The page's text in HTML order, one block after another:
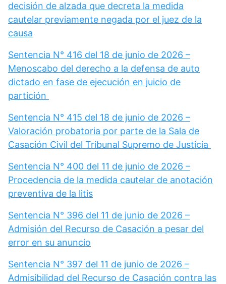
decisión de alzada que decreta la medida
cautelar previamente negada por el juez de la
causa
Sentencia N° 416 del 18 de junio de 2026 –
Menoscabo del derecho a la defensa de auto
dictado en fase de ejecución en juicio de
partición
Sentencia N° 415 del 18 de junio de 2026 –
Valoración probatoria por parte de la Sala de
Casación Civil del Tribunal Supremo de Justicia
Sentencia N° 400 del 11 de junio de 2026 –
Procedencia de la medida cautelar de anotación
preventiva de la litis
Sentencia N° 396 del 11 de junio de 2026 –
Admisión del Recurso de Casación a pesar del
error en su anuncio
Sentencia N° 397 del 11 de junio de 2026 –
Admisibilidad del Recurso de Casación contra las